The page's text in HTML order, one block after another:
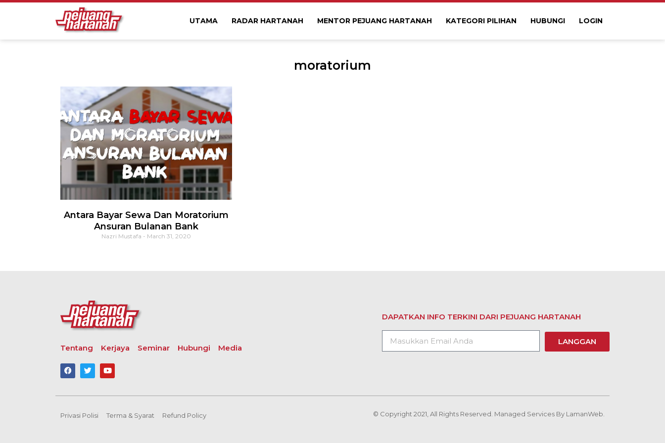
UTAMA RADAR HARTANAH MENTOR PEJUANG HARTANAH KATEGORI PILIHAN HUBUNGI LOGIN
moratorium
Antara Bayar Sewa Dan Moratorium
Ansuran Bulanan Bank
Nazri Mustafa March 31, 2020
Tentang Kerjaya Seminar Hubungi Media
DAPATKAN INFO TERKINI DARI PEJUANG HARTANAH
LANGGAN
Privasi Polisi Terma & Syarat Refund Policy © Copyright 2021, All Rights Reserved. Managed Services By LamanWeb.